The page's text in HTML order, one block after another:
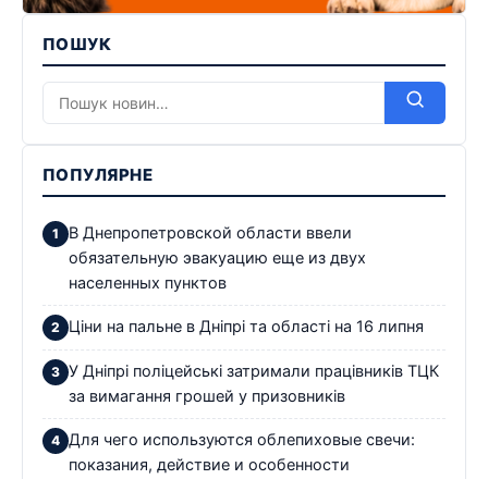
ПОШУК
ПОПУЛЯРНЕ
В Днепропетровской области ввели
обязательную эвакуацию еще из двух
населенных пунктов
Ціни на пальне в Дніпрі та області на 16 липня
У Дніпрі поліцейські затримали працівників ТЦК
за вимагання грошей у призовників
Для чего используются облепиховые свечи:
показания, действие и особенности